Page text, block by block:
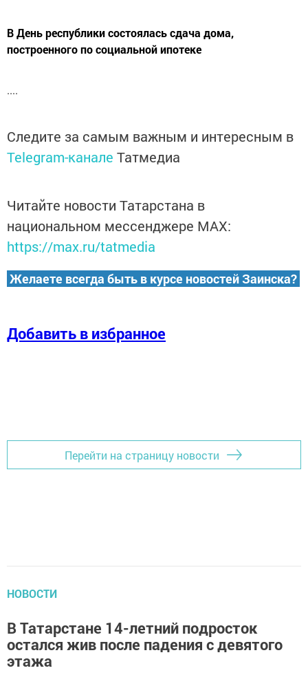
В День республики состоялась сдача дома,
построенного по социальной ипотеке
....
Следите за самым важным и интересным в
Telegram-канале Татмедиа
Читайте новости Татарстана в
национальном мессенджере MАХ:
https://max.ru/tatmedia
Желаете всегда быть в курсе новостей Заинска?
Добавить в избранное
Перейти на страницу новости
НОВОСТИ
В Татарстане 14-летний подросток
остался жив после падения с девятого
этажа